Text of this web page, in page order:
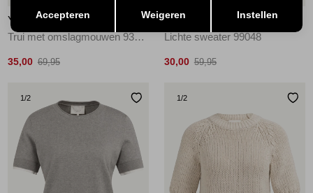
YAYA
Trui met omslagmouwen 93923
35,00 69,95
YAYA
Lichte sweater 99048
30,00 59,95
1/2 1/2
Accepteren Weigeren Instellen